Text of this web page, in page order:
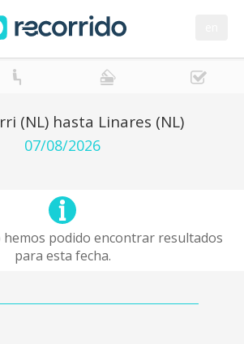
(NL) hasta Linares (NL)
07/08/2026
hemos podido encontrar resultados
para esta fecha.